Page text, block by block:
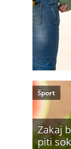
Zakaj
piti
Šport